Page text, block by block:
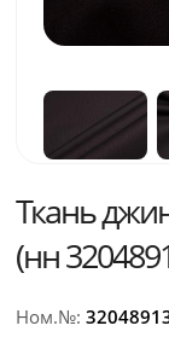
Ткань
(нн
Ном.№: